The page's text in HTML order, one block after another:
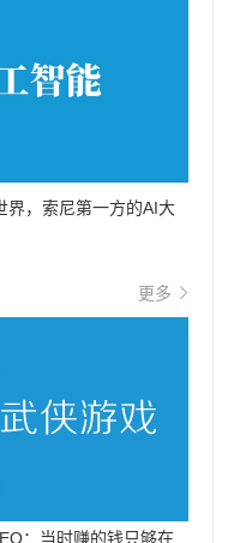
界，索尼第一方的AI大
更多
：当时赚的钱只够在